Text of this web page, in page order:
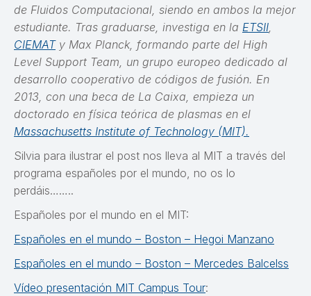
de Fluidos Computacional, siendo en ambos la mejor
estudiante. Tras graduarse, investiga en la ETSII,
CIEMATy Max Planck, formando parte del High
Level Support Team, un grupo europeo dedicado al
desarrollo cooperativo de códigos de fusión. En
2013, con una beca de La Caixa, empieza un
doctorado en física teórica de plasmas en el
Massachusetts Institute of Technology (MIT).
Silvia para ilustrar el post nos lleva al MIT a través del
programa españoles por el mundo, no os lo
perdáis……..
Españoles por el mundo en el MIT:
Españoles en el mundo – Boston – Hegoi Manzano
Españoles en el mundo – Boston – Mercedes Balcelss
Vídeo presentación MIT Campus Tour: